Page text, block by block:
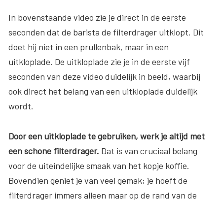
In bovenstaande video zie je direct in de eerste
seconden dat de barista de filterdrager uitklopt. Dit
doet hij niet in een prullenbak, maar in een
uitkloplade. De uitkloplade zie je in de eerste vijf
seconden van deze video duidelijk in beeld, waarbij
ook direct het belang van een uitkloplade duidelijk
wordt.
Door een uitkloplade te gebruiken, werk je altijd met
een schone filterdrager. Dat is van cruciaal belang
voor de uiteindelijke smaak van het kopje koffie.
Bovendien geniet je van veel gemak; je hoeft de
filterdrager immers alleen maar op de rand van de